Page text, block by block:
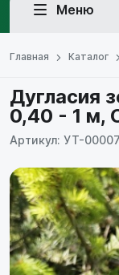
Меню
Главная Каталог
Дугласия
0,40 - 1 м,
Артикул: УТ-